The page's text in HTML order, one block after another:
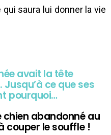
qui saura lui donner la vie
avait la tête
ce que ses
pourquoi…
abandonné au
couper le souffle !